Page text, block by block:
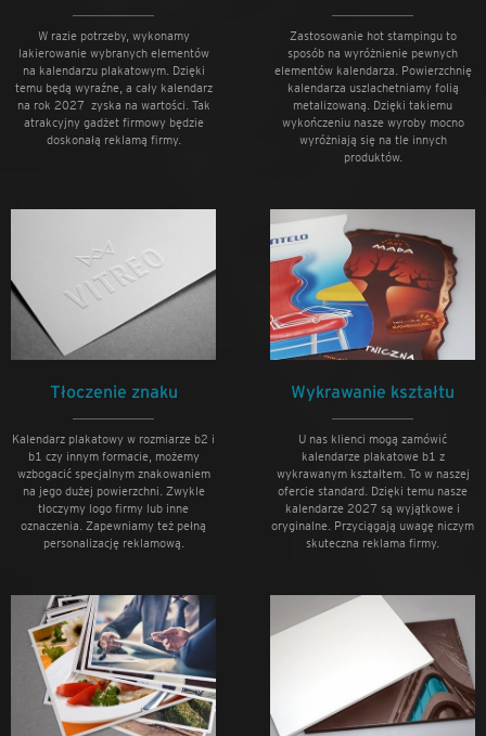
W razie potrzeby, wykonamy
lakierowanie wybranych elementów
na kalendarzu plakatowym. Dzięki
temu będą wyraźne, a cały kalendarz
na rok 2027 zyska na wartości. Tak
atrakcyjny gadżet firmowy będzie
doskonałą reklamą firmy.
Zastosowanie hot stampingu to
sposób na wyróżnienie pewnych
elementów kalendarza. Powierzchnię
kalendarza uszlachetniamy folią
metalizowaną. Dzięki takiemu
wykończeniu nasze wyroby mocno
wyróżniają się na tle innych
produktów.
Tłoczenie znaku
Kalendarz plakatowy w rozmiarze b2 i
b1 czy innym formacie, możemy
wzbogacić specjalnym znakowaniem
na jego dużej powierzchni. Zwykle
tłoczymy logo firmy lub inne
oznaczenia. Zapewniamy też pełną
personalizację reklamową.
Wykrawanie kształtu
U nas klienci mogą zamówić
kalendarze plakatowe b1 z
wykrawanym kształtem. To w naszej
ofercie standard. Dzięki temu nasze
kalendarze 2027 są wyjątkowe i
oryginalne. Przyciągają uwagę niczym
skuteczna reklama firmy.